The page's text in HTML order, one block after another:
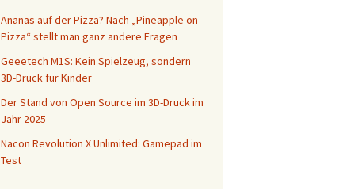
Ananas auf der Pizza? Nach „Pineapple on
Pizza“ stellt man ganz andere Fragen
Geeetech M1S: Kein Spielzeug, sondern
3D-Druck für Kinder
Der Stand von Open Source im 3D-Druck im
Jahr 2025
Nacon Revolution X Unlimited: Gamepad im
Test